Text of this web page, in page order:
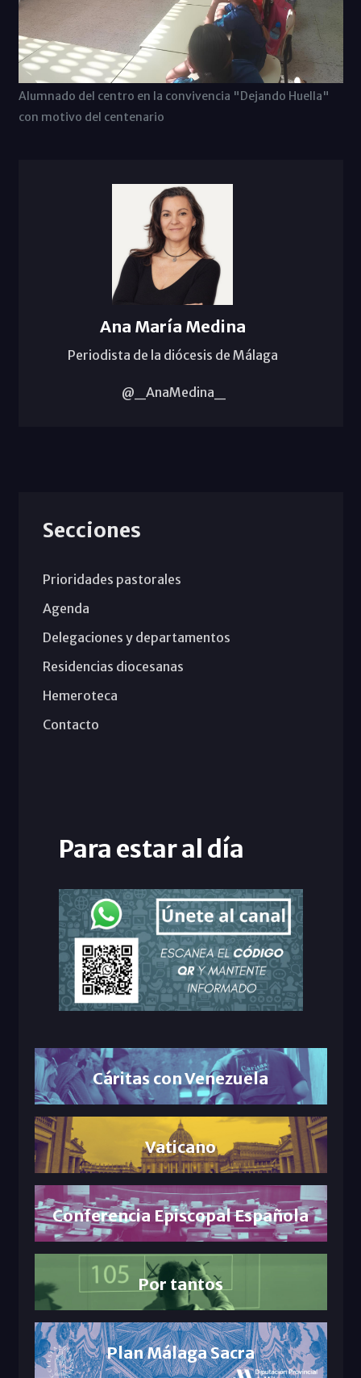
Alumnado del centro en la convivencia "Dejando Huella"
con motivo del centenario
Ana María Medina
Periodista de la diócesis de Málaga
@_AnaMedina_
Secciones
Prioridades pastorales
Agenda
Delegaciones y departamentos
Residencias diocesanas
Hemeroteca
Contacto
Para estar al día
Cáritas con Venezuela
Vaticano
Conferencia Episcopal Española
Por tantos
Plan Málaga Sacra